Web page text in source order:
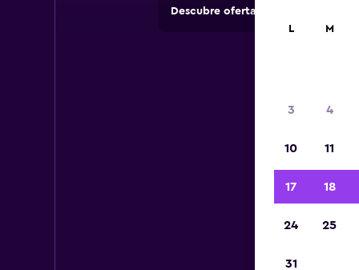
Descubre ofertas de agencias de
L M
3 4
10 11
17 18
24 25
31